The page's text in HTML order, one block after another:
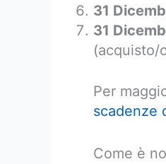
31
31
(acquisto/
Per
scadenze
Come è